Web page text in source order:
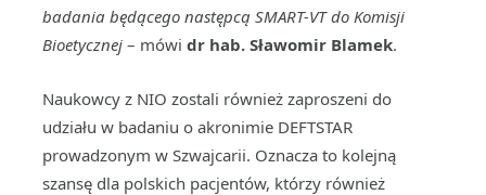
badania będącego następcą SMART-VT do Komisji
Bioetycznej – mówi dr hab. Sławomir Blamek.
Naukowcy z NIO zostali również zaproszeni do
udziału w badaniu o akronimie DEFTSTAR
prowadzonym w Szwajcarii. Oznacza to kolejną
szansę dla polskich pacjentów, którzy również